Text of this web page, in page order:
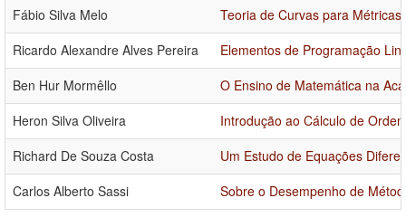
Fábio Silva Melo
Teoria de Curvas para
Ricardo Alexandre Alves Pereira
Elementos de Programação
Ben Hur Mormêllo
O Ensino de Matemática na
Heron Silva Oliveira
Introdução ao Cálculo de
Richard De Souza Costa
Um Estudo de Equações
Carlos Alberto Sassi
Sobre o Desempenho de